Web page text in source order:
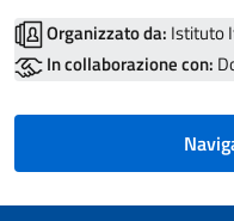
Organizzato da: Istituto
In collaborazione con: